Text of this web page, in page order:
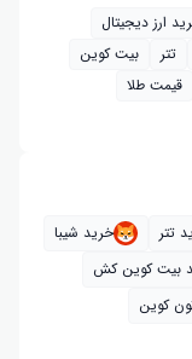
ارز دیجیتال
تتر
بیت کوین
قیمت طلا
تتر
خرید شیبا
بیت کوین کش
کوین